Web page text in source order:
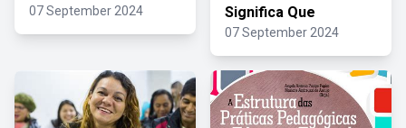
07 September 2024
Significa Que
07 September 2024